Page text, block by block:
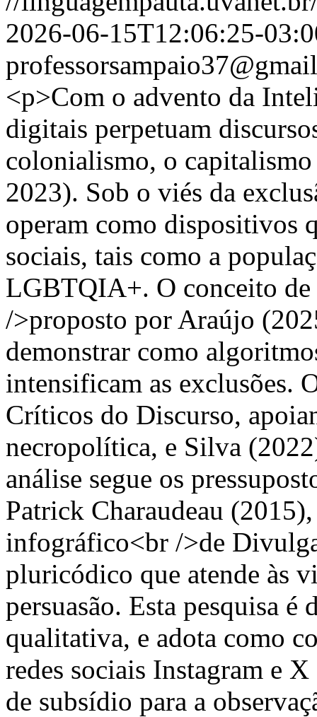
2026-06-15T12:06:25-
<p>Com o advento da
digitais perpetuam
colonialismo, o
2023). Sob o viés da
operam como dispositivos
sociais, tais como a
LGBTQIA+. O conceito
/>proposto por Araújo
demonstrar como
intensificam as exclusões.
Críticos do Discurso,
necropolítica, e Silva
análise segue os
Patrick Charaudeau
infográfico<br />de
pluricódico que atende às
persuasão. Esta pesquisa
qualitativa, e adota como
redes sociais Instagram e
de subsídio para a